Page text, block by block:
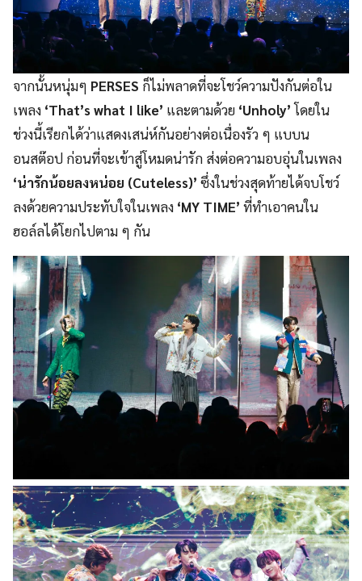
จากนั้นหนุ่มๆ PERSES ก็ไม่พลาดที่จะโชว์ความปังกันต่อใน
เพลง ‘That’s what I like’ และตามด้วย ‘Unholy’โดยใน
ช่วงนี้เรียกได้ว่าแสดงเสน่ห์กันอย่างต่อเนื่องรัว ๆ แบบน
อนสต๊อป ก่อนที่จะเข้าสู่โหมดน่ารัก ส่งต่อความอบอุ่นในเพลง
‘น่ารักน้อยลงหน่อย (Cuteless)’ ซึ่งในช่วงสุดท้ายได้จบโชว์
ลงด้วยความประทับใจในเพลง ‘MY TIME’ ที่ทำเอาคนใน
ฮอล์ลได้โยกไปตาม ๆ กัน